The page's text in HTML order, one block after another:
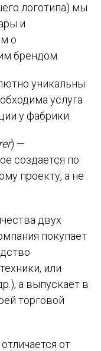
логотипа) мы
и
о
брендом.
уникальны
услуга
у фабрики.
) —
создается по
проекту, а не
двух
покупает
или
а выпускает в
торговой
от